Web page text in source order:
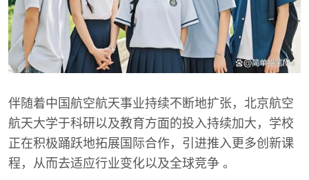
伴随着中国航空航天事业持续不断地扩张，北京航空
航天大学于科研以及教育方面的投入持续加大，学校
正在积极踊跃地拓展国际合作，引进推入更多创新课
程，从而去适应行业变化以及全球竞争 。